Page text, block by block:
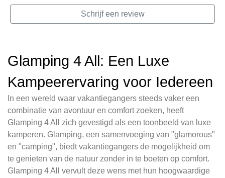
Schrijf een review
Glamping 4 All: Een Luxe
Kampeerervaring voor Iedereen
In een wereld waar vakantiegangers steeds vaker een
combinatie van avontuur en comfort zoeken, heeft
Glamping 4 All zich gevestigd als een toonbeeld van luxe
kamperen. Glamping, een samenvoeging van "glamorous"
en "camping", biedt vakantiegangers de mogelijkheid om
te genieten van de natuur zonder in te boeten op comfort.
Glamping 4 All vervult deze wens met hun hoogwaardige